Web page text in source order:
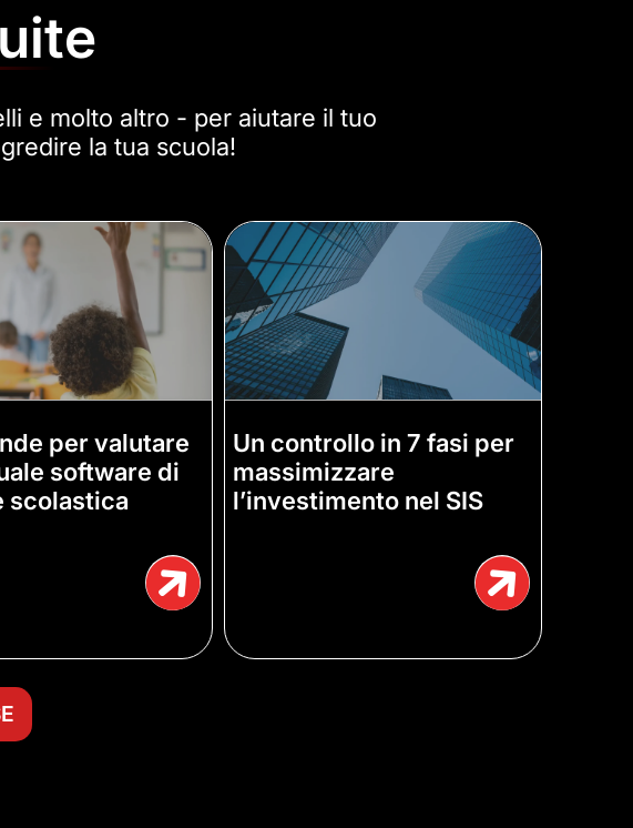
e molto altro - per aiutare il tuo
la tua scuola!
per valutare
software di
scolastica
Un controllo in 7 fasi per
massimizzare
l’investimento nel SIS